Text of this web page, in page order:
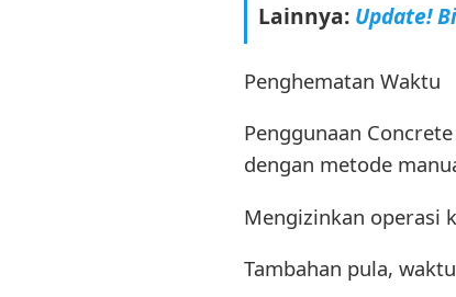
Lainnya: Update!
Penghematan Waktu
Penggunaan
dengan metode
Mengizinkan operasi
Tambahan pula,